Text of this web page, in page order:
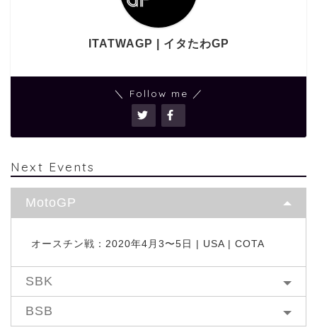
ITATWAGP | イタたわGP
＼ Follow me ／
Next Events
MotoGP
オースチン戦：2020年4月3〜5日 | USA | COTA
SBK
BSB